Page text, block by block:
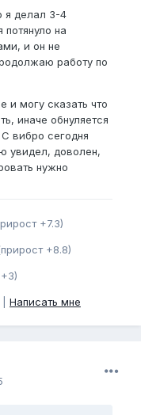
я делал 3-4
на
и он не
работу по
и могу сказать что
иначе обнуляется
вибро сегодня
увидел, доволен,
нужно
+7.3)
+8.8)
Написать мне